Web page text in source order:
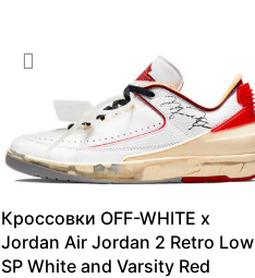
Кроссовки OFF-WHITE x
Jordan Air Jordan 2 Retro Low
SP White and Varsity Red